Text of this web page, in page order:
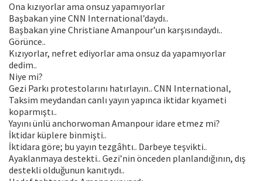
Ona kızıyorlar ama onsuz yapamıyorlar
Başbakan yine CNN International’daydı..
Başbakan yine Christiane Amanpour’un karşısındaydı..
Görünce..
Kızıyorlar, nefret ediyorlar ama onsuz da yapamıyorlar
dedim..
Niye mi?
Gezi Parkı protestolarını hatırlayın.. CNN International,
Taksim meydandan canlı yayın yapınca iktidar kıyameti
koparmıştı..
Yayını ünlü anchorwoman Amanpour idare etmez mi?
İktidar küplere binmişti..
İktidara göre; bu yayın tezgâhtı.. Darbeye teşvikti..
Ayaklanmaya destekti.. Gezi’nin önceden planlandığının, dış
destekli olduğunun kanıtıydı..